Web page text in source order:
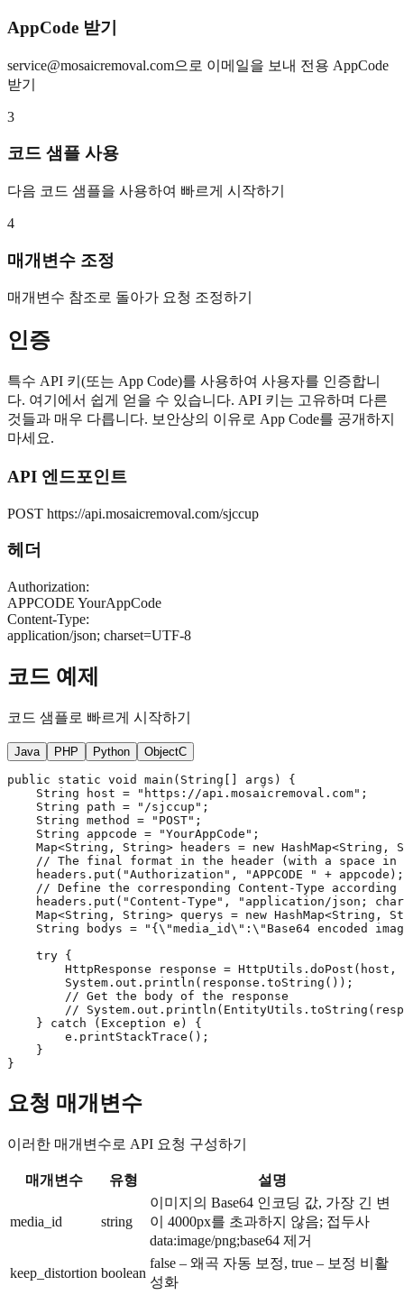
AppCode 받기
service@mosaicremoval.com으로 이메일을 보내 전용 AppCode
받기
3
코드 샘플 사용
다음 코드 샘플을 사용하여 빠르게 시작하기
4
매개변수 조정
매개변수 참조로 돌아가 요청 조정하기
인증
특수 API 키(또는 App Code)를 사용하여 사용자를 인증합니
다. 여기에서 쉽게 얻을 수 있습니다. API 키는 고유하며 다른
것들과 매우 다릅니다. 보안상의 이유로 App Code를 공개하지
마세요.
API 엔드포인트
POST https://api.mosaicremoval.com/sjccup
헤더
Authorization:
APPCODE YourAppCode
Content-Type:
application/json; charset=UTF-8
코드 예제
코드 샘플로 빠르게 시작하기
Java PHP Python ObjectC
public static void main(String[] args) {
    String host = "https://api.mosaicremoval.com";
    String path = "/sjccup";
    String method = "POST";
    String appcode = "YourAppCode";
Map<String, String> headers = new HashMap<String,
// The final format in the header (with a space
    headers.put("Authorization", "APPCODE " + appcode);
// Define the corresponding Content-Type according
headers.put("Content-Type", "application/json;
Map<String, String> querys = new HashMap<String,
String bodys = "{\"media_id\":\"Base64 encoded
    try {
HttpResponse response =
        System.out.println(response.toString());
        // Get the body of the response
//
    } catch (Exception e) {
        e.printStackTrace();
    }
}
요청 매개변수
이러한 매개변수로 API 요청 구성하기
매개변수 유형 설명
media_id string
이미지의 Base64 인코딩 값, 가장 긴 변
이 4000px를 초과하지 않음; 접두사
data:image/png;base64 제거
keep_distortion boolean
false – 왜곡 자동 보정, true – 보정 비활
성화